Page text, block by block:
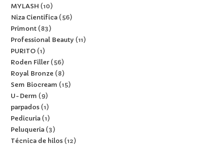
MYLASH
10
Niza Cientifica 56
Primont 83
Professional Beauty
11
PURITO 1
Roden Filler 56
Royal Bronze
8
Sem Biocream
15
U-Derm
9
parpados 1
Pedicuria 1
Peluqueria 3
Técnica de hilos 12